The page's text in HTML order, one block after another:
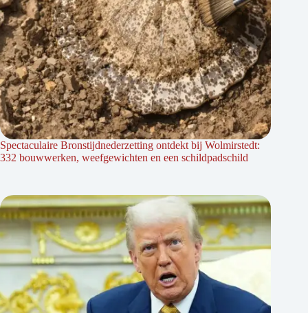
Spectaculaire Bronstijdnederzetting ontdekt bij Wolmirstedt:
332 bouwwerken, weefgewichten en een schildpadschild